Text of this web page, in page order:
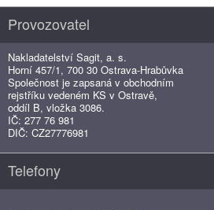
Provozovatel
Nakladatelství Sagit, a. s.
Horní 457/1, 700 30 Ostrava-Hrabůvka
Společnost je zapsaná v obchodním
rejstříku vedeném KS v Ostravě,
oddíl B, vložka 3086.
IČ: 277 76 981
DIČ: CZ27776981
Telefony